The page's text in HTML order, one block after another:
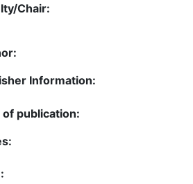
Chair:
Information:
of publication: